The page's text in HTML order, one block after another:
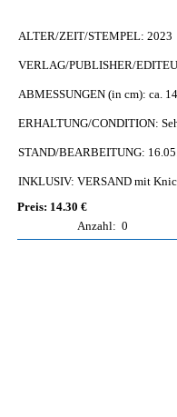
ALTER/ZEIT/STEMPEL: 2023
VERLAG/PUBLISHER/
ABMESSUNGEN (in cm): ca.
ERHALTUNG/CONDITION:
STAND/BEARBEITUNG:
INKLUSIV: VERSAND mit
Preis: 14.30 €
Anzahl: 0